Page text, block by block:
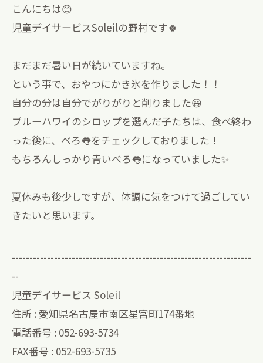
こんにちは😊
児童デイサービスSoleilの野村です🍀
まだまだ暑い日が続いていますね。
という事で、おやつにかき氷を作りました！！
自分の分は自分でがりがりと削りました😃
ブルーハワイのシロップを選んだ子たちは、食べ終わ
った後に、べろ👅をチェックしておりました！
もちろんしっかり青いべろ👅になっていました✨
夏休みも後少しですが、体調に気をつけて過ごしてい
きたいと思います。
--------------------------------------------------------------------
--
児童デイサービス Soleil
住所 : 愛知県名古屋市南区星宮町174番地
電話番号 : 052-693-5734
FAX番号 : 052-693-5735